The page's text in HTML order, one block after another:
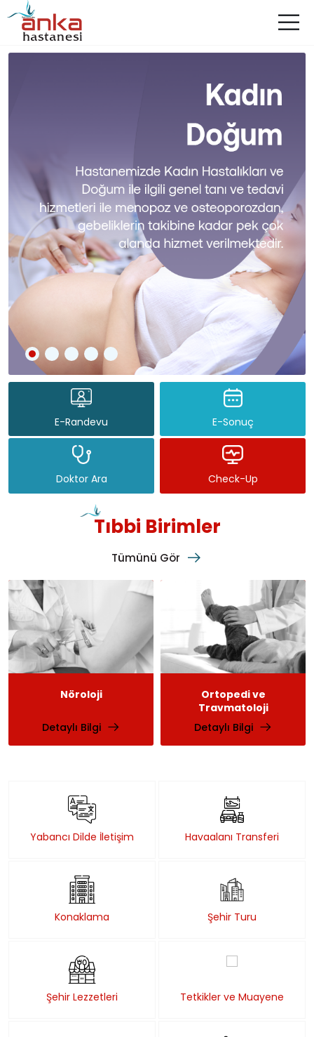
E-Randevu E-Sonuç
Doktor Ara Check-Up
Tıbbi Birimler
Tümünü Gör
Ortopedi ve
Detaylı Bilgi
Psikoloji
Detaylı Bilgi
Yabancı Dilde İletişim Havaalanı Transferi
Konaklama Şehir Turu
Şehir Lezzetleri Tetkikler ve Muayene